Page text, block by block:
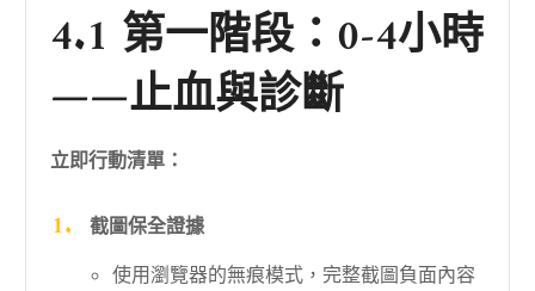
4.1 第一階段：0-4小時
——止血與診斷
立即行動清單：
截圖保全證據
使用瀏覽器的無痕模式，完整截圖負面內容